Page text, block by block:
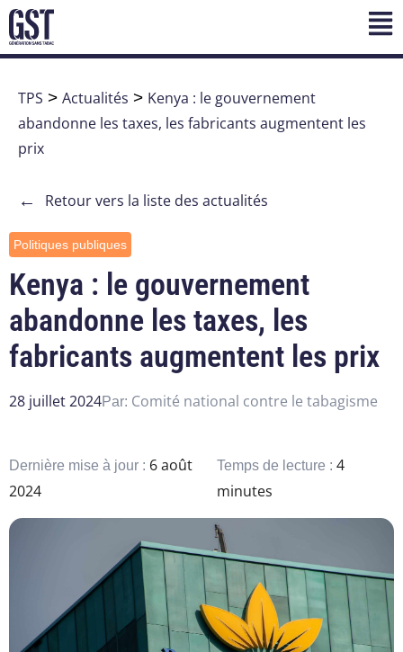
TPS > Actualités > Kenya : le gouvernement
abandonne les taxes, les fabricants augmentent les
prix
← Retour vers la liste des actualités
Politiques publiques
Kenya : le gouvernement
abandonne les taxes, les
fabricants augmentent les prix
28 juillet 2024Par: Comité national contre le tabagisme
Dernière mise à jour : 6 août
2024
Temps de lecture :4
minutes